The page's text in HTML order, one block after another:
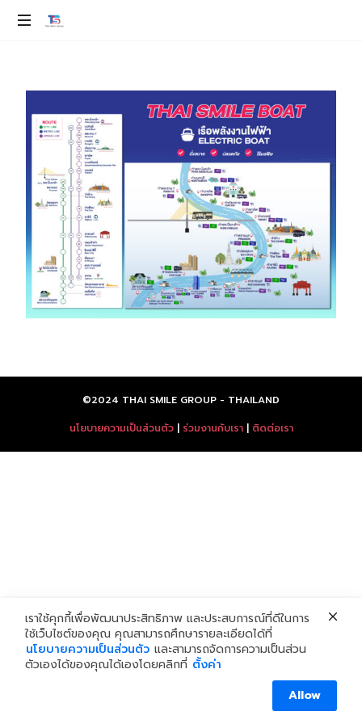
©2024 THAI SMILE GROUP - THAILAND
นโยบายความเป็นส่วนตัว| ร่วมงานกับเรา| ติดต่อเรา
เราใช้คุกกี้เพื่อพัฒนาประสิทธิภาพ และประสบการณ์ที่ดีในการ
ใช้เว็บไซต์ของคุณ คุณสามารถศึกษารายละเอียดได้ที่
นโยบายความเป็นส่วนตัว และสามารถจัดการความเป็นส่วน
ตัวเองได้ของคุณได้เองโดยคลิกที่ ตั้งค่า
Allow
สอบถามเพิ่มเติม
OPEN